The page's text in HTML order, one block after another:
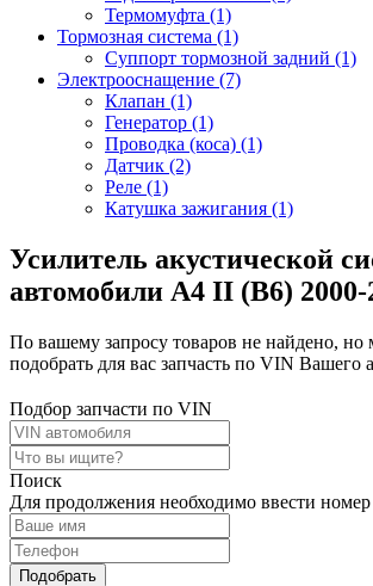
Термомуфта (1)
Тормозная система (1)
Суппорт тормозной задний (1)
Электрооснащение (7)
Клапан (1)
Генератор (1)
Проводка (коса) (1)
Датчик (2)
Реле (1)
Катушка зажигания (1)
Усилитель акустической
автомобили A4 II (B6) 2000-
По вашему запросу товаров не найдено,
подобрать для вас запчасть по VIN Вашего
Подбор запчасти по VIN
Поиск
Для продолжения необходимо ввести номер
Подобрать